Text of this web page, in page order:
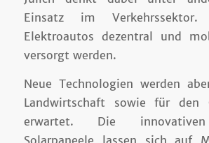
Einsatz im
Elektroautos dezentral und
versorgt werden.
Neue Technologien werden
Landwirtschaft sowie für den
erwartet. Die innovativen